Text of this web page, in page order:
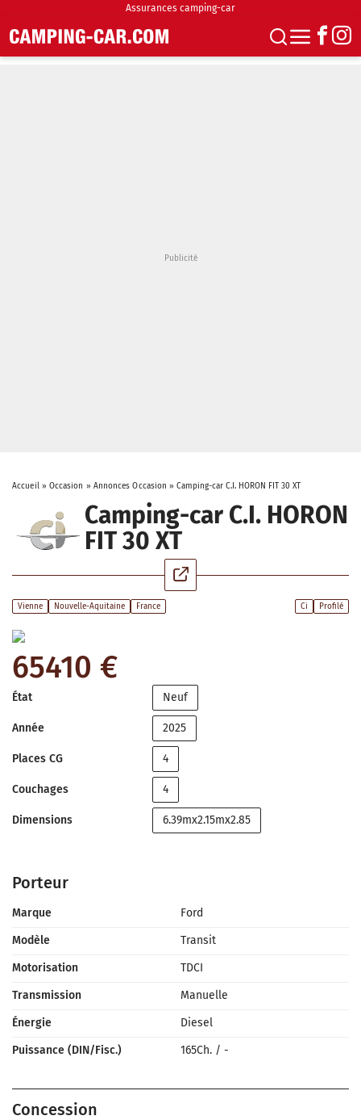
Assurances camping-car
Accueil» Occasion » Annonces Occasion »Camping-car C.I. HORON FIT 30 XT
Camping-car C.I. HORON
FIT 30 XT
Vienne Nouvelle-Aquitaine France Ci Profilé
65410 €
État Neuf
Année 2025
Places CG 4
Couchages 4
Dimensions 6.39mx2.15mx2.85
Porteur
Marque
Ford
Modèle
Transit
Motorisation
TDCI
Transmission
Manuelle
Énergie
Diesel
Puissance (DIN/Fisc.)
165Ch. / -
Concession